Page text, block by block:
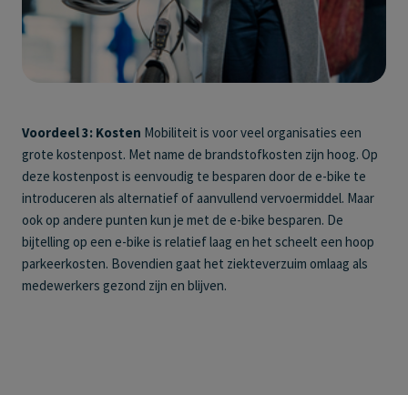
Voordeel 3: Kosten Mobiliteit is voor veel organisaties een
grote kostenpost. Met name de brandstofkosten zijn hoog. Op
deze kostenpost is eenvoudig te besparen door de e-bike te
introduceren als alternatief of aanvullend vervoermiddel. Maar
ook op andere punten kun je met de e-bike besparen. De
bijtelling op een e-bike is relatief laag en het scheelt een hoop
parkeerkosten. Bovendien gaat het ziekteverzuim omlaag als
medewerkers gezond zijn en blijven.